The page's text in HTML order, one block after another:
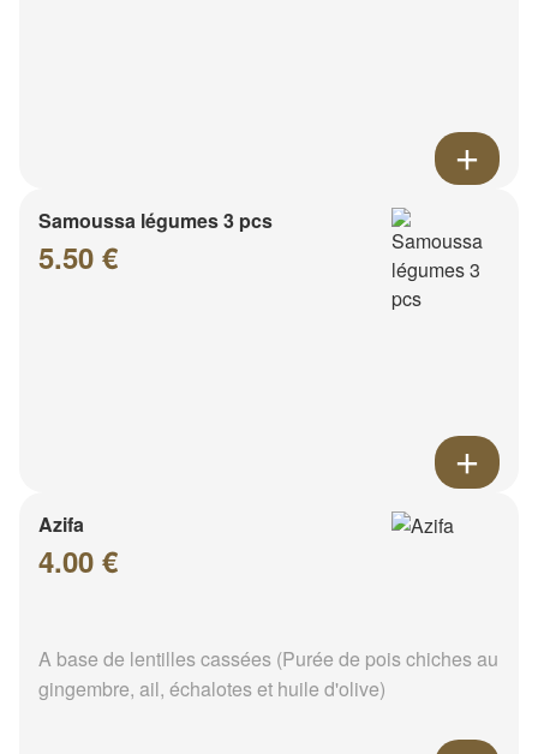
Samoussa légumes 3 pcs
5.50 €
Azifa
4.00 €
A base de lentilles cassées (Purée de pois chiches au
gingembre, ail, échalotes et huile d'olive)